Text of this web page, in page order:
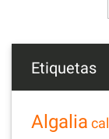
Etiquetas
Algalia